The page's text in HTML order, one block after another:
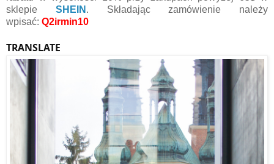
sklepie SHEIN . Składając zamówienie należy
wpisać: Q2irmin10
TRANSLATE